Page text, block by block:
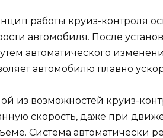
работы круиз-контроля
автомобиля. После
автоматического
автомобилю плавно
из возможностей круиз-
скорость, даже при
Система автоматически